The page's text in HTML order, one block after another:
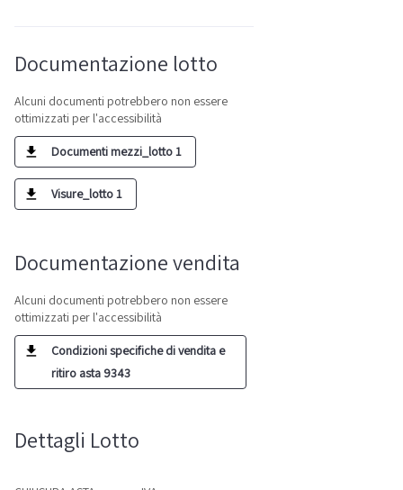
Documentazione lotto
Alcuni documenti potrebbero non essere
ottimizzati per l'accessibilità
Documenti mezzi_lotto 1
Visure_lotto 1
Documentazione vendita
Alcuni documenti potrebbero non essere
ottimizzati per l'accessibilità
Condizioni specifiche di vendita e
ritiro asta 9343
Dettagli Lotto